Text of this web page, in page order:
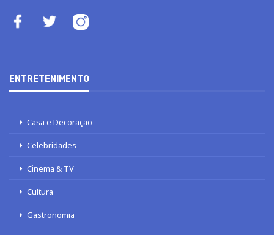
ENTRETENIMENTO
Casa e Decoração
Celebridades
Cinema & TV
Cultura
Gastronomia